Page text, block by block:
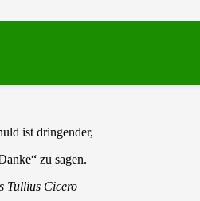
ist dringender,
zu sagen.
Tullius Cicero